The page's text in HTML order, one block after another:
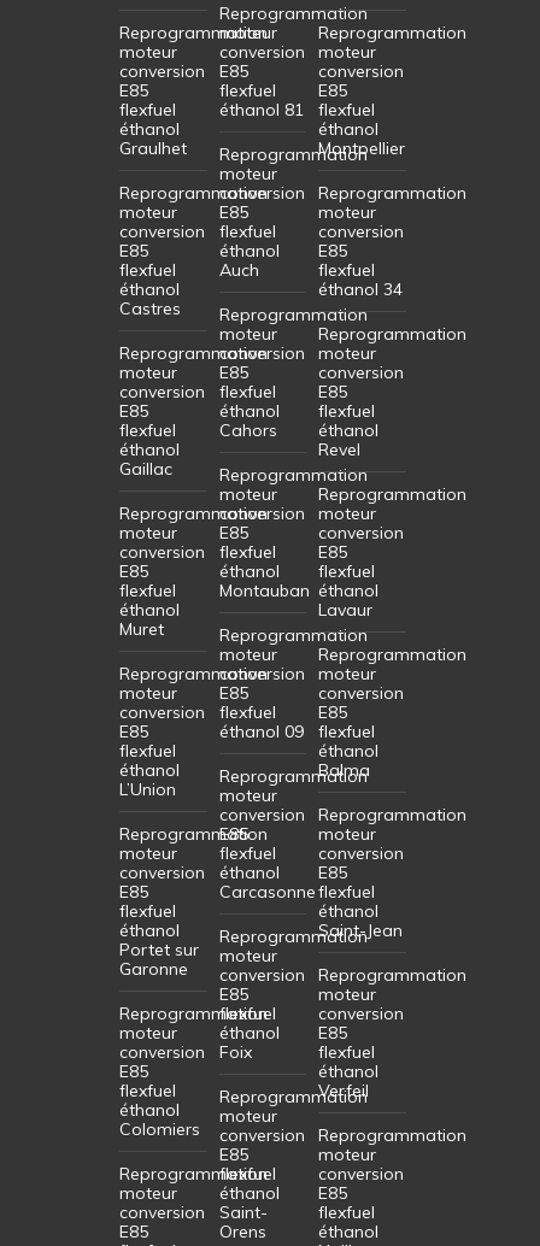
Reprogrammation
moteur
conversion
E85
flexfuel
éthanol
Graulhet
Reprogrammation
moteur
conversion
E85
flexfuel
éthanol
Castres
Reprogrammation
moteur
conversion
E85
flexfuel
éthanol
Gaillac
Reprogrammation
moteur
conversion
E85
flexfuel
éthanol
Muret
Reprogrammation
moteur
conversion
E85
flexfuel
éthanol
L’Union
Reprogrammation
moteur
conversion
E85
flexfuel
éthanol
Portet sur
Garonne
Reprogrammation
moteur
conversion
E85
flexfuel
éthanol
Colomiers
Reprogrammation
moteur
conversion
E85
Reprogrammation
moteur
conversion
E85
flexfuel
éthanol 81
Reprogrammation
moteur
conversion
E85
flexfuel
éthanol
Auch
Reprogrammation
moteur
conversion
E85
flexfuel
éthanol
Cahors
Reprogrammation
moteur
conversion
E85
flexfuel
éthanol
Montauban
Reprogrammation
moteur
conversion
E85
flexfuel
éthanol 09
Reprogrammation
moteur
conversion
E85
flexfuel
éthanol
Carcasonne
Reprogrammation
moteur
conversion
E85
flexfuel
éthanol
Foix
Reprogrammation
moteur
conversion
E85
flexfuel
éthanol
Saint-
Orens
Reprogrammation
moteur
conversion
E85
flexfuel
éthanol
Montpellier
Reprogrammation
moteur
conversion
E85
flexfuel
éthanol 34
Reprogrammation
moteur
conversion
E85
flexfuel
éthanol
Revel
Reprogrammation
moteur
conversion
E85
flexfuel
éthanol
Lavaur
Reprogrammation
moteur
conversion
E85
flexfuel
éthanol
Balma
Reprogrammation
moteur
conversion
E85
flexfuel
éthanol
Saint-Jean
Reprogrammation
moteur
conversion
E85
flexfuel
éthanol
Verfeil
Reprogrammation
moteur
conversion
E85
flexfuel
éthanol